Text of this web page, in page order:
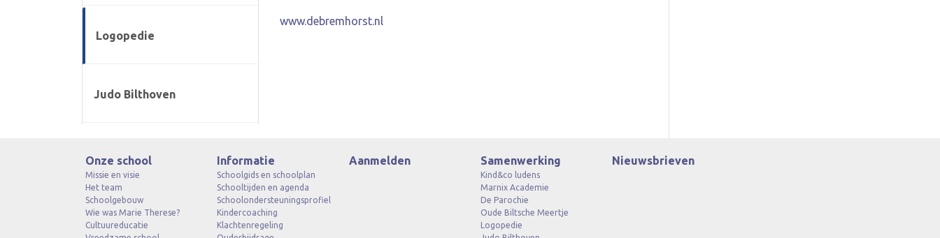
Logopedie
Judo Bilthoven
www.debremhorst.nl
Onze school
Missie en visie
Het team
Schoolgebouw
Wie was Marie Therese?
Cultuureducatie
Informatie
Schoolgids en schoolplan
Schooltijden en agenda
Schoolondersteuningsprofiel
Kindercoaching
Klachtenregeling
Aanmelden Samenwerking
Kind&co ludens
Marnix Academie
De Parochie
Oude Biltsche Meertje
Logopedie
Nieuwsbrieven